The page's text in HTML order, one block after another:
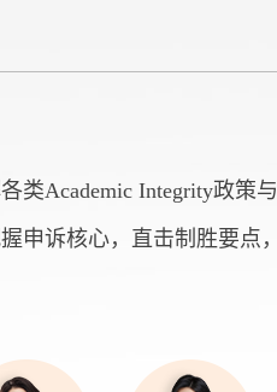
类Academic Integrity政策与
申诉核心，直击制胜要点，